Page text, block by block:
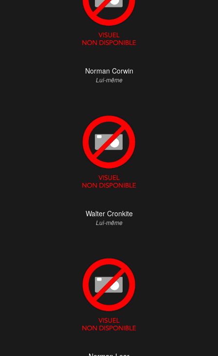
Norman Corwin
Lui-même
Walter Cronkite
Lui-même